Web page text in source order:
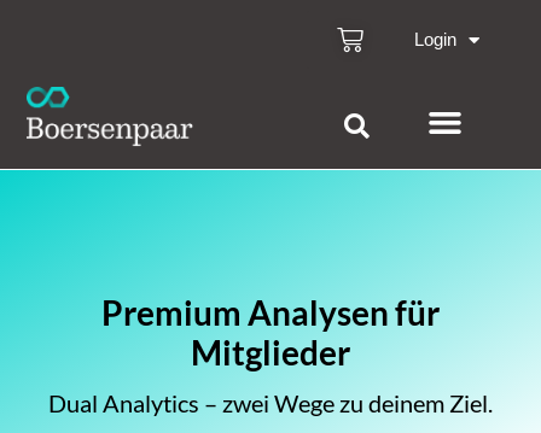
Login
Premium Analysen für
Mitglieder
Dual Analytics – zwei Wege zu deinem Ziel.